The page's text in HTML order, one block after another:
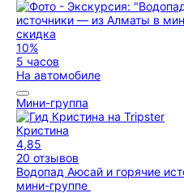
скидка
10%
5 часов
На автомобиле
Мини-группа
Кристина
4,85
20 отзывов
Водопад Аюсай и горячие
мини-группе